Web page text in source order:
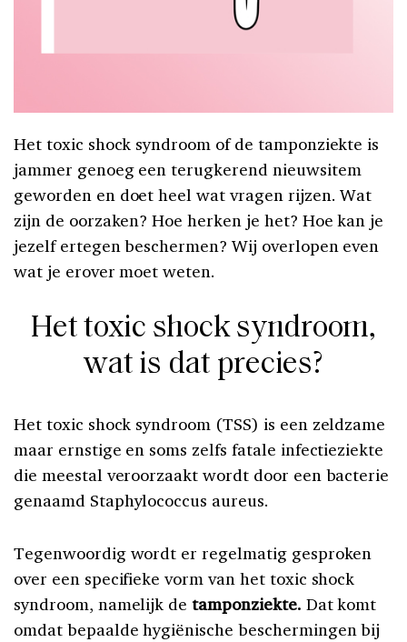
Het toxic shock syndroom of de tamponziekte is
jammer genoeg een terugkerend nieuwsitem
geworden en doet heel wat vragen rijzen. Wat
zijn de oorzaken? Hoe herken je het? Hoe kan je
jezelf ertegen beschermen? Wij overlopen even
wat je erover moet weten.
Het toxic shock syndroom,
wat is dat precies?
Het toxic shock syndroom (TSS) is een zeldzame
maar ernstige en soms zelfs fatale infectieziekte
die meestal veroorzaakt wordt door een bacterie
genaamd Staphylococcus aureus.
Tegenwoordig wordt er regelmatig gesproken
over een specifieke vorm van het toxic shock
syndroom, namelijk detamponziekte. Dat komt
omdat bepaalde hygiënische beschermingen bij